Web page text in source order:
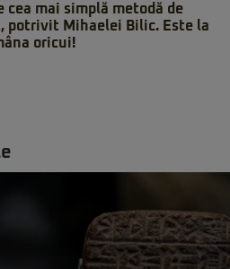
cea mai simplă metodă de
potrivit Mihaelei Bilic. Este la
oricui!